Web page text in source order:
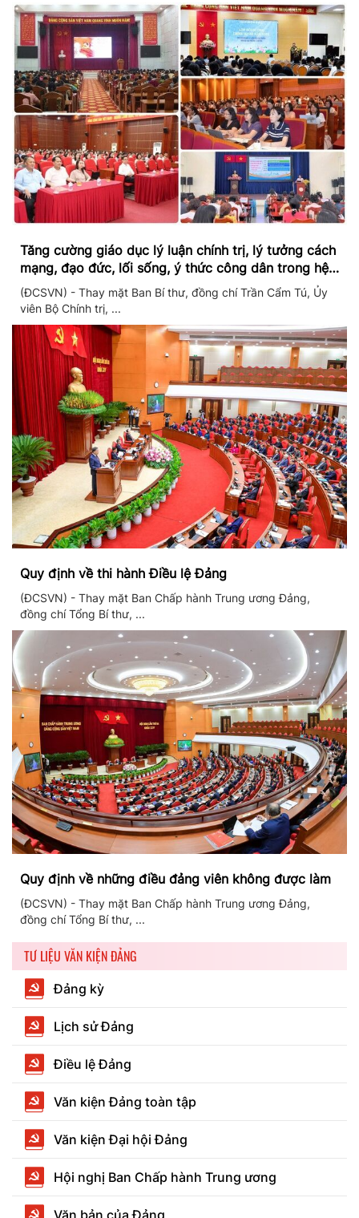
Tăng cường giáo dục lý luận chính trị, lý tưởng cách
mạng, đạo đức, lối sống, ý thức công dân trong hệ
thống giáo dục quốc dân
(ĐCSVN) - Thay mặt Ban Bí thư, đồng chí Trần Cẩm Tú, Ủy
viên Bộ Chính trị, ...
Quy định về thi hành Điều lệ Đảng
(ĐCSVN) - Thay mặt Ban Chấp hành Trung ương Đảng,
đồng chí Tổng Bí thư, ...
Quy định về những điều đảng viên không được làm
(ĐCSVN) - Thay mặt Ban Chấp hành Trung ương Đảng,
đồng chí Tổng Bí thư, ...
TƯ LIỆU VĂN KIỆN ĐẢNG
Đảng kỳ
Lịch sử Đảng
Điều lệ Đảng
Văn kiện Đảng toàn tập
Văn kiện Đại hội Đảng
Hội nghị Ban Chấp hành Trung ương